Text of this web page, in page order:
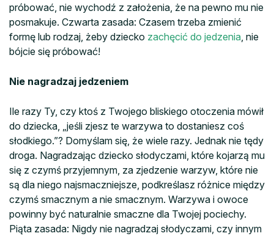
próbować, nie wychodź z założenia, że na pewno mu nie
posmakuje. Czwarta zasada: Czasem trzeba zmienić
formę lub rodzaj, żeby dziecko zachęcić do jedzenia , nie
bójcie się próbować!
Nie nagradzaj jedzeniem
Ile razy Ty, czy ktoś z Twojego bliskiego otoczenia mówił
do dziecka, „jeśli zjesz te warzywa to dostaniesz coś
słodkiego.”? Domyślam się, że wiele razy. Jednak nie tędy
droga. Nagradzając dziecko słodyczami, które kojarzą mu
się z czymś przyjemnym, za zjedzenie warzyw, które nie
są dla niego najsmaczniejsze, podkreślasz różnice między
czymś smacznym a nie smacznym. Warzywa i owoce
powinny być naturalnie smaczne dla Twojej pociechy.
Piąta zasada: Nigdy nie nagradzaj słodyczami, czy innym